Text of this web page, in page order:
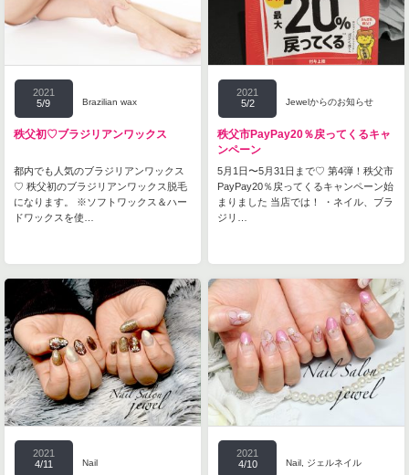
2021
5/9
Brazilian wax
秩父初♡ブラジリアンワックス
都内でも人気のブラジリアンワックス
♡ 秩父初のブラジリアンワックス脱毛
になります。 ※ソフトワックス＆ハー
ドワックスを使…
2021
5/2
Jewelからのお知らせ
秩父市PayPay20％戻ってくるキャ
ンペーン
5月1日〜5月31日まで♡ 第4弾！秩父市
PayPay20％戻ってくるキャンペーン始
まりました 当店では！ ・ネイル、ブラ
ジリ…
2021
4/11
Nail
2021
4/10
Nail ジェルネイル